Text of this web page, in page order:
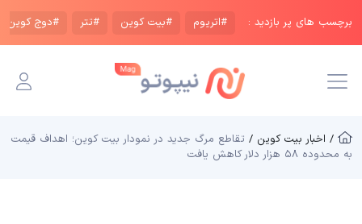
برچسب های پر بازدید : #اتریوم #بیت کوین #تتر #دوج کوین
/ اخبار بیت کوین / تقاطع مرگ جدید در نمودار بیت کوین؛ اهداف قیمت
به محدوده ۵۸ هزار دلار کاهش یافت